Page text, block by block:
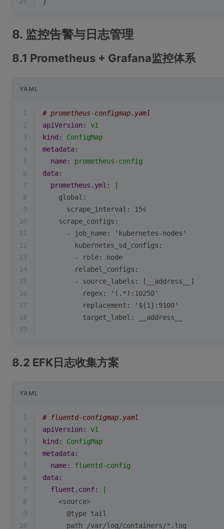
8. 监控告警与日志管理
8.1 Prometheus + Grafana监控体系
YAML
1
# prometheus-configmap.yaml
2
apiVersion:
v1
3
kind:
ConfigMap
4
metadata:
5
name:
prometheus-config
6
data:
7
prometheus.yml:
8
    global:
9
      scrape_interval: 15s
10
    scrape_configs:
11
      - job_name: 'kubernetes-nodes'
12
        kubernetes_sd_configs:
13
        - role: node
14
        relabel_configs:
15
        - source_labels: [__address__]
16
          regex: '(.*):10250'
17
          replacement: '${1}:9100'
18
          target_label: __address__
19
8.2 EFK日志收集方案
YAML
1
# fluentd-configmap.yaml
2
apiVersion:
v1
3
kind:
ConfigMap
4
metadata:
5
name:
fluentd-config
6
data:
7
fluent.conf:
8
    <source>
9
      @type tail
10
      path /var/log/containers/*.log